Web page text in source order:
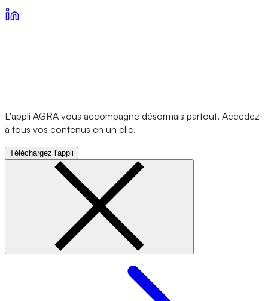
L'appli AGRA vous accompagne désormais partout. Accédez
à tous vos contenus en un clic.
Téléchargez l'appli